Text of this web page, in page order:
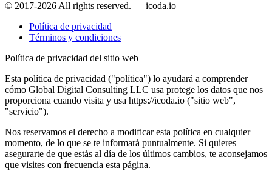
© 2017-2026 All rights reserved. — icoda.io
Política de privacidad
Términos y condiciones
Política de privacidad del sitio web
Esta política de privacidad ("política") lo ayudará a comprender
cómo Global Digital Consulting LLC usa protege los datos que nos
proporciona cuando visita y usa https://icoda.io ("sitio web",
"servicio").
Nos reservamos el derecho a modificar esta política en cualquier
momento, de lo que se te informará puntualmente. Si quieres
asegurarte de que estás al día de los últimos cambios, te aconsejamos
que visites con frecuencia esta página.